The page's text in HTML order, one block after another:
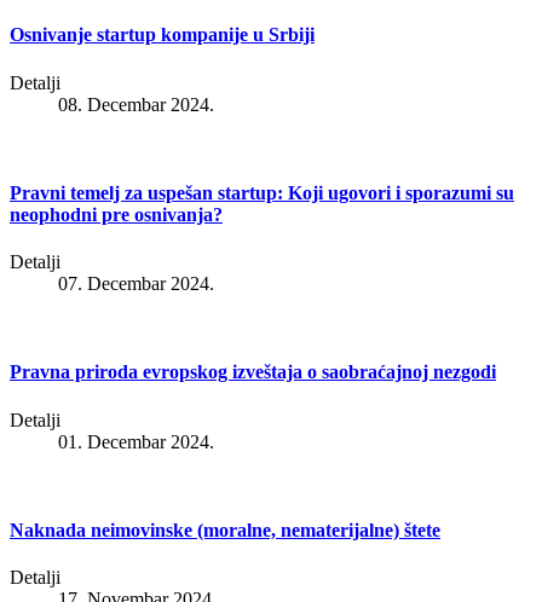
Osnivanje startup kompanije u Srbiji
Detalji
08. Decembar 2024.
Pravni temelj za uspešan startup: Koji ugovori i sporazumi su
neophodni pre osnivanja?
Detalji
07. Decembar 2024.
Pravna priroda evropskog izveštaja o saobraćajnoj nezgodi
Detalji
01. Decembar 2024.
Naknada neimovinske (moralne, nematerijalne) štete
Detalji